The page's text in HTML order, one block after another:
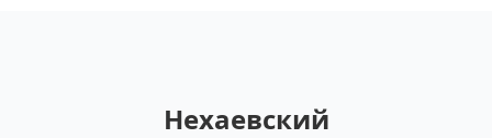
Нехаевский